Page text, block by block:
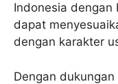
Indonesia
dapat
dengan karakter
Dengan